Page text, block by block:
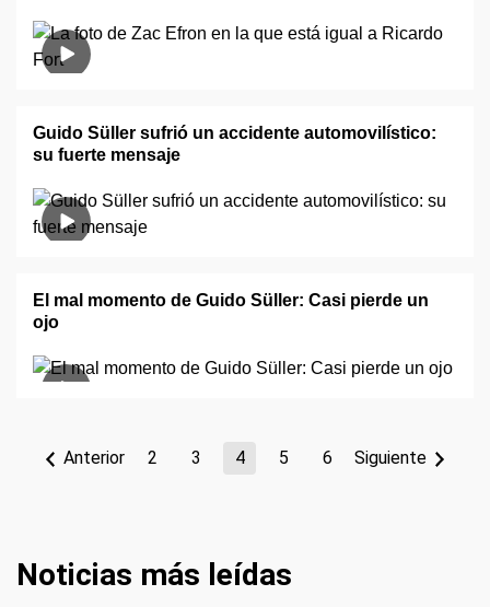
Guido Süller sufrió un accidente automovilístico:
su fuerte mensaje
El mal momento de Guido Süller: Casi pierde un
ojo
Anterior 2 3 4 5 6 Siguiente
Noticias más leídas